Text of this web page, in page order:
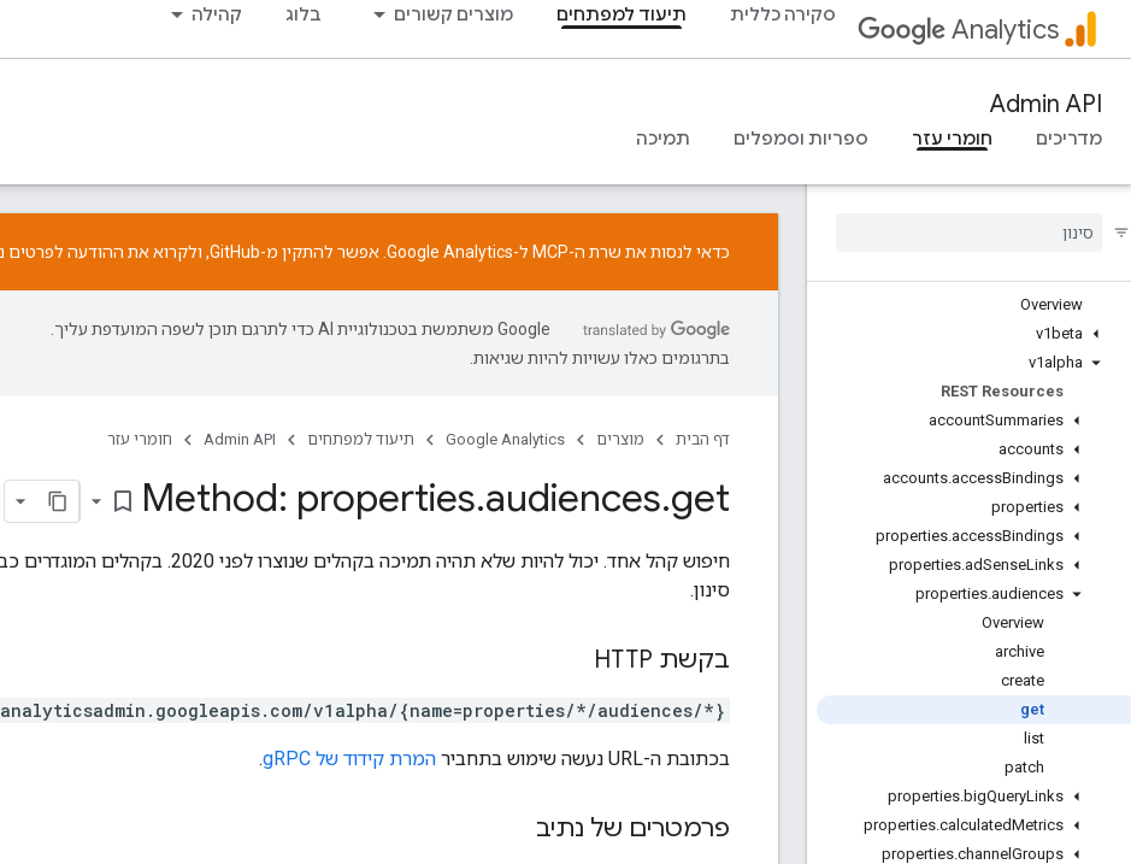
Analytics סקירה כללית תיעוד למפתחים מוצרים קשורים בלוג קהילה
Admin API
מדריכים חומרי עזר ספריות וסמפלים תמיכה
אירועים מומלצים
אירועים מומלצים לפי קטגוריית עסק
Measurement Protocol
סקירה כללית
יומן שינויים
Admin API
Overview
v1beta
v1alpha
REST Resources
accountSummaries
accounts
accounts.accessBindings
properties
properties.accessBindings
properties.adSenseLinks
properties.audiences
Overview
archive
create
get
list
patch
properties.bigQueryLinks
properties.calculatedMetrics
properties.channel Groups
כדאי לנסות את שרת ה-MCP ל-Google Analytics. אפשר להתקין מ- GitHub, ולקרוא את ההודעה לפרטים
‫Google משתמשת בטכנולוגיית AI כדי לתרגם תוכן לשפה המועדפת עליך.
בתרגומים כאלו עשויות להיות שגיאות.
דף הבית מוצרים Google Analytics תיעוד למפתחים Admin API חומרי עזר
Method: properties.audiences.get
bookmark_border
חיפוש קהל אחד. יכול להיות שלא תהיה תמיכה
סינון.
בקשת HTTP
v1alpha/{name=properties/*/audiences/*}
בכתובת ה-URL נעשה שימוש בתחביר המרת קידוד של gRPC .
פרמטרים של נתיב